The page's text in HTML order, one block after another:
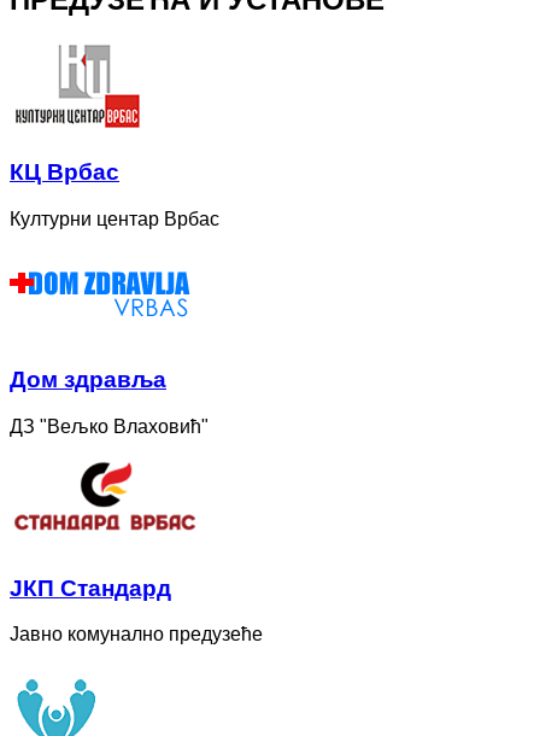
КЦ Врбас
Културни центар Врбас
Дом здравља
ДЗ "Вељко Влаховић"
ЈКП Стандард
Јавно комунално предузеће